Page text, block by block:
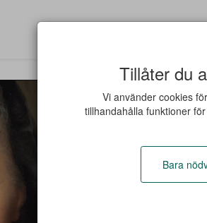
Tillåter du
Vi använder cookies
tillhandahålla funktioner
Bara